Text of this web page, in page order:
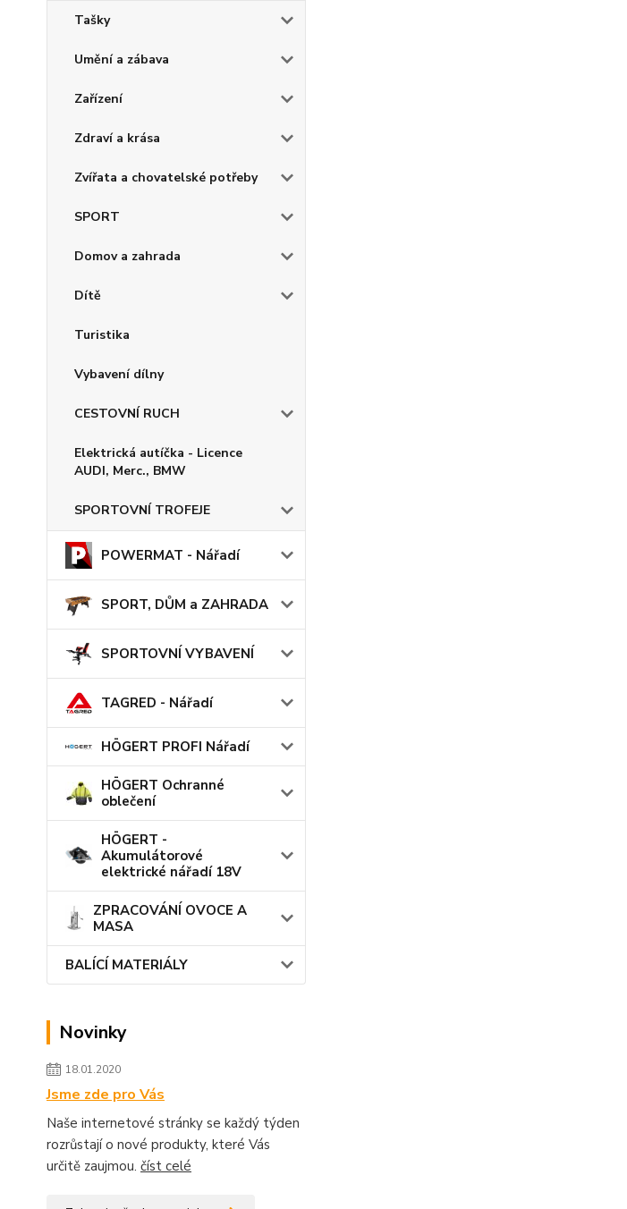
Tašky
Umění a zábava
Zařízení
Zdraví a krása
Zvířata a chovatelské potřeby
SPORT
Domov a zahrada
Dítě
Turistika
Vybavení dílny
CESTOVNÍ RUCH
Elektrická autíčka - Licence
AUDI, Merc., BMW
SPORTOVNÍ TROFEJE
POWERMAT - Nářadí
SPORT, DŮM a ZAHRADA
SPORTOVNÍ VYBAVENÍ
TAGRED - Nářadí
HÖGERT PROFI Nářadí
HÖGERT Ochranné
oblečení
HÖGERT -
Akumulátorové
elektrické nářadí 18V
ZPRACOVÁNÍ OVOCE A
MASA
BALÍCÍ MATERIÁLY
Novinky
18.01.2020
Jsme zde pro Vás
Naše internetové stránky se každý týden
rozrůstají o nové produkty, které Vás
určitě zaujmou. číst celé